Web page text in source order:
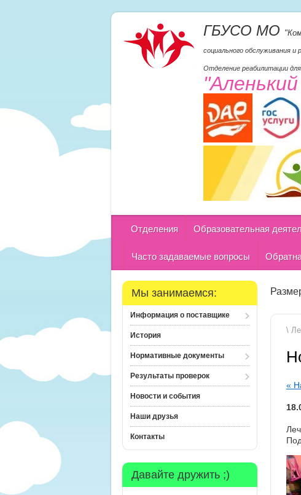
ГБУСО МО
социального обслуживания
Отделение реабилитации
Отделения Образовательная
Часто задаваемые вопросы
Мы занимаемся:
Информация о поставщике
История
Нормативные документы
Результаты проверок
Новости и события
Наши друзья
Контакты
Давайте дружить ;)
\
«